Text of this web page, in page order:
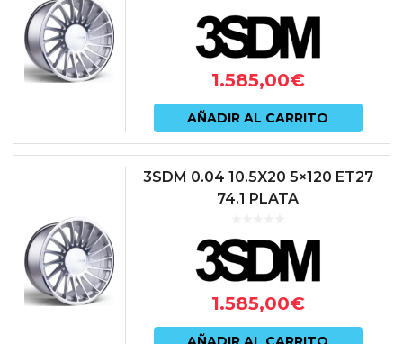
1.585,00€
AÑADIR AL CARRITO
3SDM 0.04 10.5X20 5×120 ET27
74.1 PLATA
1.585,00€